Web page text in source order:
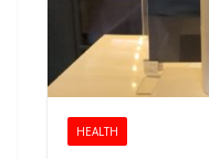
HEALTH